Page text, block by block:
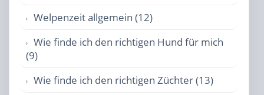
Welpenzeit allgemein (12)
Wie finde ich den richtigen Hund für mich
(9)
Wie finde ich den richtigen Züchter (13)